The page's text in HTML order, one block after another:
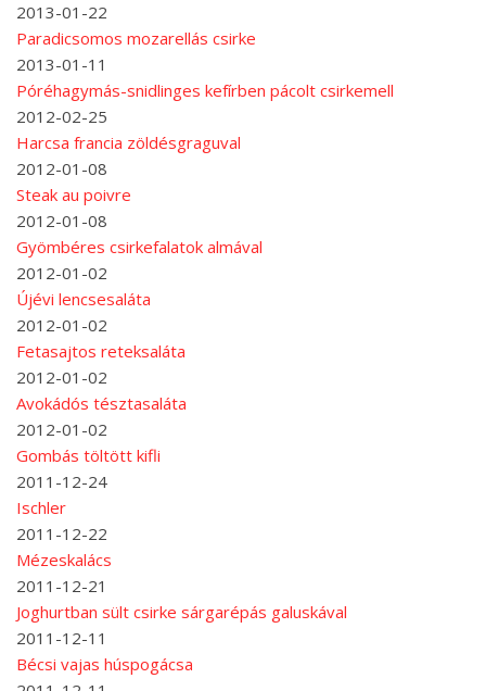
2013-01-22
Paradicsomos mozarellás csirke
2013-01-11
Póréhagymás-snidlinges kefírben pácolt csirkemell
2012-02-25
Harcsa francia zöldésgraguval
2012-01-08
Steak au poivre
2012-01-08
Gyömbéres csirkefalatok almával
2012-01-02
Újévi lencsesaláta
2012-01-02
Fetasajtos reteksaláta
2012-01-02
Avokádós tésztasaláta
2012-01-02
Gombás töltött kifli
2011-12-24
Ischler
2011-12-22
Mézeskalács
2011-12-21
Joghurtban sült csirke sárgarépás galuskával
2011-12-11
Bécsi vajas húspogácsa